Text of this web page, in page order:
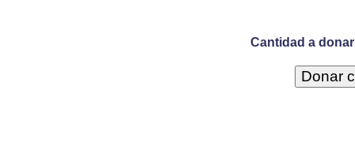
Cantidad a